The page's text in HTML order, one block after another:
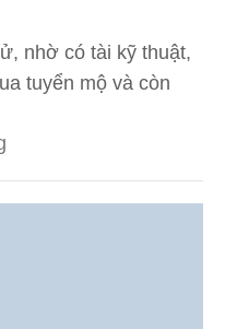
nhờ có tài kỹ thuật,
tuyển mộ và còn